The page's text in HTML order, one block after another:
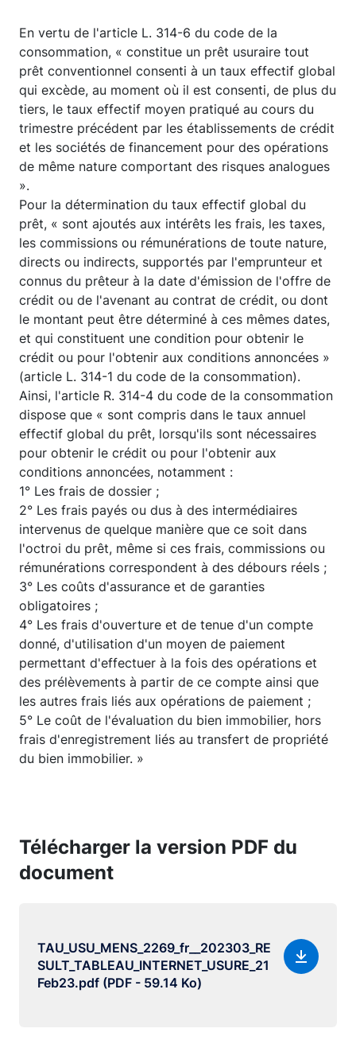
En vertu de l'article L. 314-6 du code de la
consommation, « constitue un prêt usuraire tout
prêt conventionnel consenti à un taux effectif global
qui excède, au moment où il est consenti, de plus du
tiers, le taux effectif moyen pratiqué au cours du
trimestre précédent par les établissements de crédit
et les sociétés de financement pour des opérations
de même nature comportant des risques analogues
».
Pour la détermination du taux effectif global du
prêt, « sont ajoutés aux intérêts les frais, les taxes,
les commissions ou rémunérations de toute nature,
directs ou indirects, supportés par l'emprunteur et
connus du prêteur à la date d'émission de l'offre de
crédit ou de l'avenant au contrat de crédit, ou dont
le montant peut être déterminé à ces mêmes dates,
et qui constituent une condition pour obtenir le
crédit ou pour l'obtenir aux conditions annoncées »
(article L. 314-1 du code de la consommation).
Ainsi, l'article R. 314-4 du code de la consommation
dispose que « sont compris dans le taux annuel
effectif global du prêt, lorsqu'ils sont nécessaires
pour obtenir le crédit ou pour l'obtenir aux
conditions annoncées, notamment :
1° Les frais de dossier ;
2° Les frais payés ou dus à des intermédiaires
intervenus de quelque manière que ce soit dans
l'octroi du prêt, même si ces frais, commissions ou
rémunérations correspondent à des débours réels ;
3° Les coûts d'assurance et de garanties
obligatoires ;
4° Les frais d'ouverture et de tenue d'un compte
donné, d'utilisation d'un moyen de paiement
permettant d'effectuer à la fois des opérations et
des prélèvements à partir de ce compte ainsi que
les autres frais liés aux opérations de paiement ;
5° Le coût de l'évaluation du bien immobilier, hors
frais d'enregistrement liés au transfert de propriété
du bien immobilier. »
Télécharger la version PDF du
document
TAU_USU_MENS_2269_fr__202303_RE
SULT_TABLEAU_INTERNET_USURE_21
Feb23.pdf (PDF - 59.14 Ko)